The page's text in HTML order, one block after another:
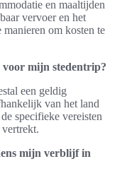
en maaltijden
vervoer en het
om kosten te
voor mijn stedentrip?
een geldig
van het land
specifieke vereisten
mijn verblijf in